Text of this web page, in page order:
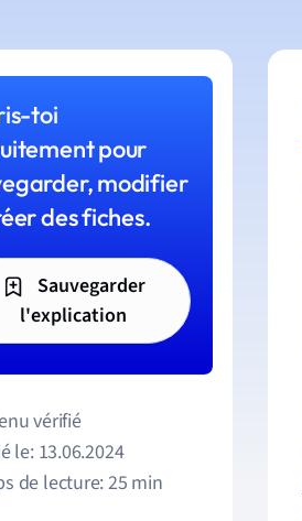
toi
pour
modifier
des fiches.
Sauvegarder
l'explication
vérifié
le: 13.06.2024
de lecture: 25 min